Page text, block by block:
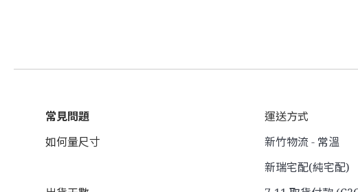
常見問題
如何量尺寸
運送方式
新竹物流 - 常溫
新瑞宅配(純宅配)